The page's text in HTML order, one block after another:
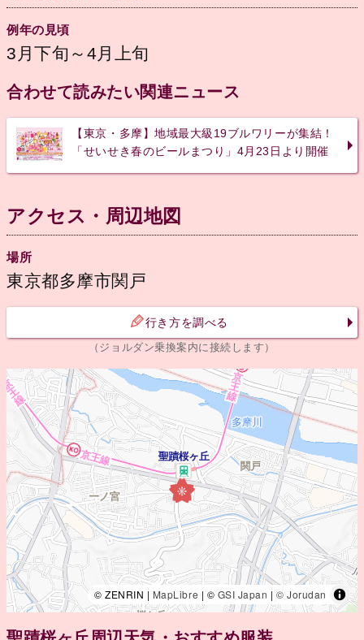
例年の見頃
3月下旬～4月上旬
合わせて読みたい関連ニュース
【東京・多摩】地域最大級19ブルワリーが集結！
「せいせき春のビールまつり」4月23日より開催
アクセス・周辺地図
場所
東京都多摩市関戸
行き方を調べる
（ジョルダン乗換案内に接続します）
© ZENRIN | MapLibre | © GSI Japan |© Jorudan